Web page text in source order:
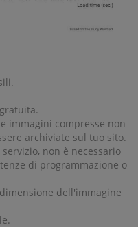
immagini compresse non
archiviate sul tuo sito.
non è necessario
di programmazione o
dell'immagine